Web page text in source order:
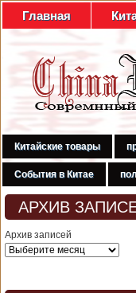
Главная
Китайские товары
События в Китае
АРХИВ
Архив записей